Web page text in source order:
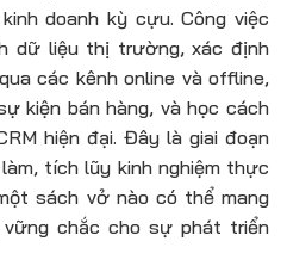
doanh kỳ cựu. Công việc
dữ liệu thị trường, xác định
các kênh online và offline,
kiện bán hàng, và học cách
hiện đại. Đây là giai đoạn
tích lũy kinh nghiệm thực
sách vở nào có thể mang
chắc cho sự phát triển